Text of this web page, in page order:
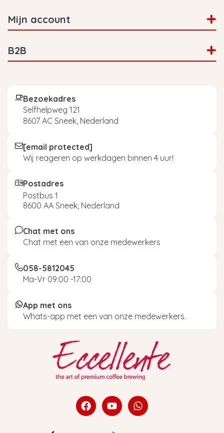
Mijn account
B2B
Bezoekadres
Selfhelpweg 121
8607 AC Sneek, Nederland
[email protected]
Wij reageren op werkdagen binnen 4 uur!
Postadres
Postbus 1
8600 AA Sneek, Nederland
Chat met ons
Chat met een van onze medewerkers
058-5812045
Ma-Vr 09:00 -17:00
App met ons
Whats-app met een van onze medewerkers.